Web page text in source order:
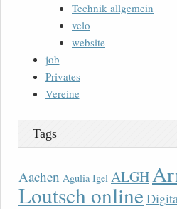
Technik allgemein
velo
website
job
Privates
Vereine
Tags
Aachen Agulia Igel ALGH
Loutsch online